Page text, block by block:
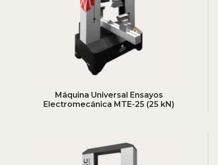
Máquina Universal Ensayos
Electromecánica MTE-25 (25 kN)